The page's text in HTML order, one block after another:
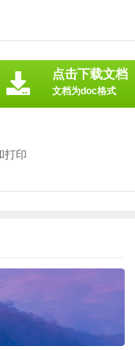
打印
点击下载文档
文档为doc格式